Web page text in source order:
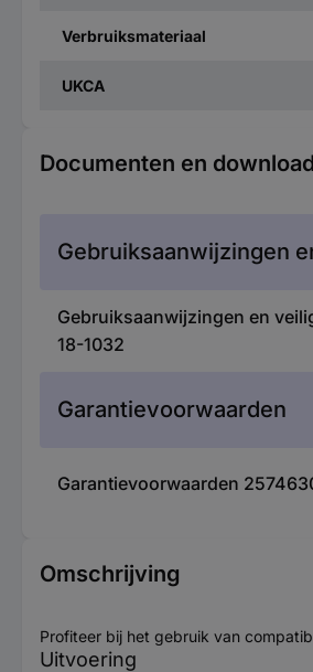
Verbruiksmateriaal
UKCA
Documenten en
Gebruiksaanwijzingen
Gebruiksaanwijzingen en
18-1032
Garantievoorwaarden
Garantievoorwaarden
Omschrijving
Profiteer bij het gebruik van
Uitvoering